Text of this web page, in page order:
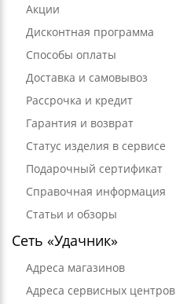
Акции
Дисконтная программа
Способы оплаты
Доставка и самовывоз
Рассрочка и кредит
Гарантия и возврат
Статус изделия в сервисе
Подарочный сертификат
Справочная информация
Статьи и обзоры
Сеть «Удачник»
Адреса магазинов
Адреса сервисных центров